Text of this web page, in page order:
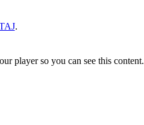
.
player so you can see this content.